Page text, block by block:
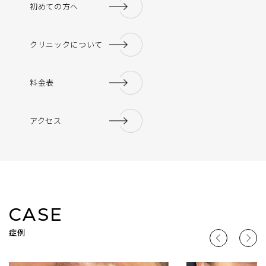
初めての方へ
クリニックについて
料金表
アクセス
CASE
症例